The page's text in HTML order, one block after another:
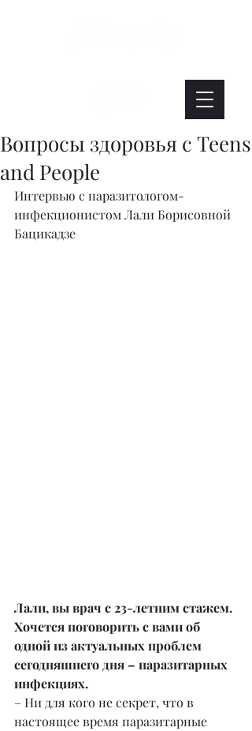
Вопросы здоровья с Teens
and People
Интервью с паразитологом-
инфекционистом Лали Борисовной
Бацикадзе
Лали, вы врач с 23-летним стажем.
Хочется поговорить с вами об
одной из актуальных проблем
сегодняшнего дня – паразитарных
инфекциях.
– Ни для кого не секрет, что в
настоящее время паразитарные